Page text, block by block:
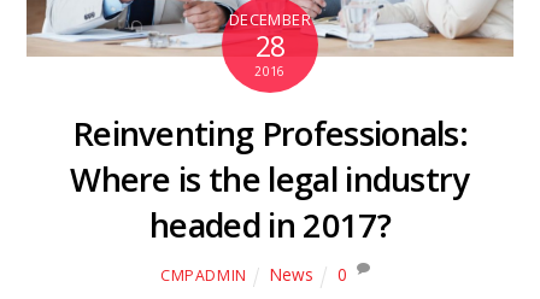
DECEMBER
28
2016
Reinventing Professionals:
Where is the legal industry
headed in 2017?
CMPADMIN News 0